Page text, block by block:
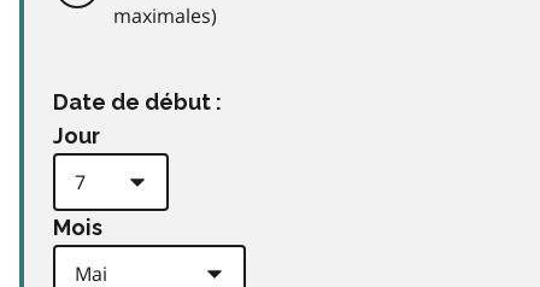
maximales)
Date de début :
Jour
Mois